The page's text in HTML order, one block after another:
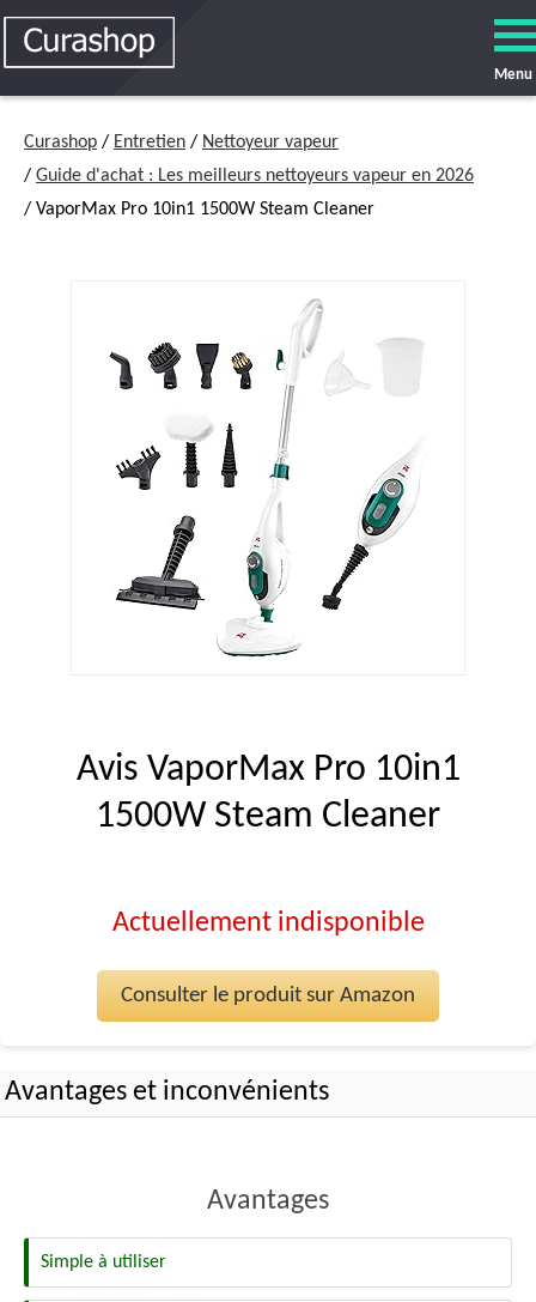
Menu
Curashop / Entretien / Nettoyeur vapeur
/ Guide d'achat : Les meilleurs nettoyeurs vapeur en 2026
/ VaporMax Pro 10in1 1500W Steam Cleaner
Avis VaporMax Pro 10in1
1500W Steam Cleaner
Actuellement indisponible
Consulter le produit sur Amazon
Avantages et inconvénients
Avantages
Simple à utiliser